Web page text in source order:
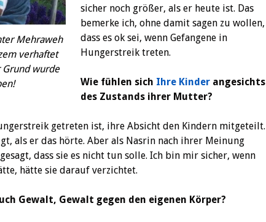
Mehraweh
verhaftet
Grund wurde
sicher noch größer, als er heute ist. Das
bemerke ich, ohne damit sagen zu wollen,
dass es ok sei, wenn Gefangene in
Hungerstreik treten.
Wie fühlen sich Ihre Kinder angesichts
des Zustands ihrer Mutter?
getreten ist, ihre Absicht den Kindern mitgeteilt.
als er das hörte. Aber als Nasrin nach ihrer Meinung
dass sie es nicht tun solle. Ich bin mir sicher, wenn
hätte sie darauf verzichtet.
Gewalt, Gewalt gegen den eigenen Körper?